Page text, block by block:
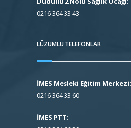
0216 364 33 43
LÜZUMLU TELEFONLAR
İMES Mesleki Eğitim Merkezi:
0216 364 33 60
İMES PTT: